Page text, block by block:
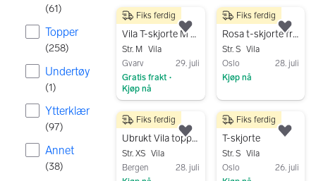
(61)
Topper
(258)
Undertøy
(1)
Ytterklær
(97)
Annet
(38)
60 kr
Vila T-skjorte M svart dame
Str. M
Vila
Gvarv
29. juli
Gratis frakt •
Kjøp nå
Fiks ferdig
Legg til som favoritt.
100 kr
Rosa t-skjorte fra Vila i str S
Str. S Vila
Oslo
28. juli
Kjøp nå
Fiks ferdig
Gå til annonsen
100 kr
Ubrukt Vila topp, str. XS (S)
Str. XS Vila
Bergen
28. juli
Fiks ferdig
Legg til som favoritt.
100 kr
T-skjorte
Str. S Vila
Oslo
26. juli
Fiks ferdig